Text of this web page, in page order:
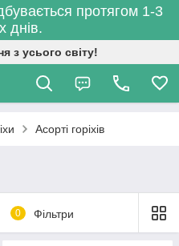
протягом 1-3
днів.
з усього світу!
Асорті горіхів
0 Фільтри